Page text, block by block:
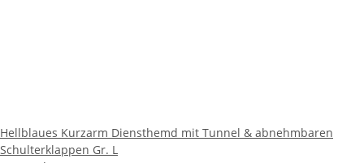
Hellblaues Kurzarm Diensthemd mit Tunnel & abnehmbaren
Schulterklappen Gr. L